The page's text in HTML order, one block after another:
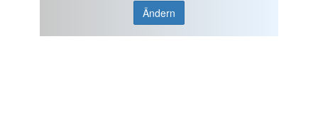
Ändern